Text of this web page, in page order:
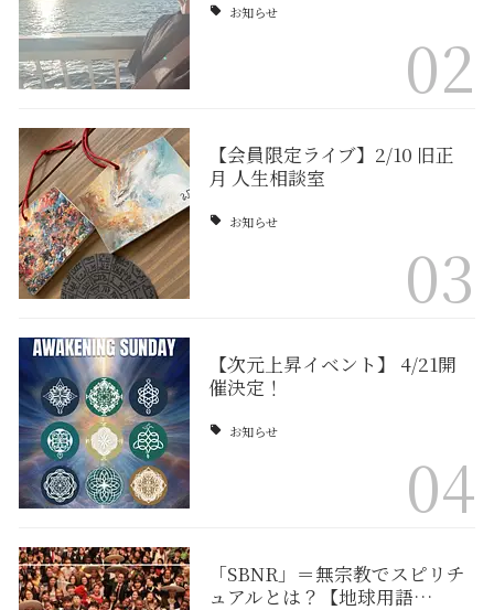
お知らせ
02
【会員限定ライブ】2/10 旧正
月 人生相談室
お知らせ
03
【次元上昇イベント】 4/21開
催決定！
お知らせ
04
「SBNR」＝無宗教でスピリチ
ュアルとは？【地球用語…